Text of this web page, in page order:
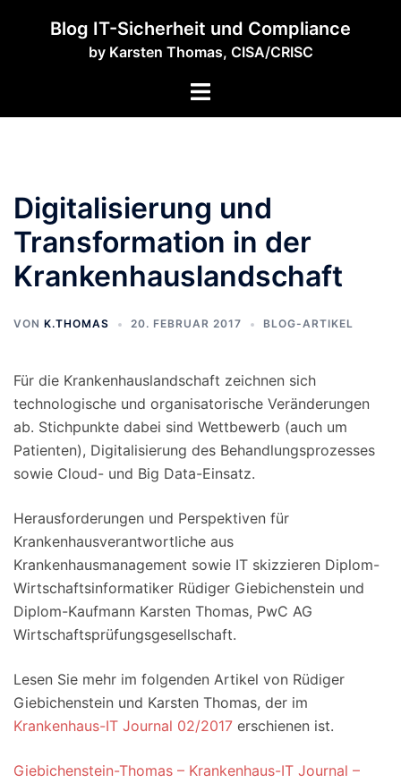
Blog IT-Sicherheit und Compliance
by Karsten Thomas, CISA/CRISC
Menü
Digitalisierung und
Transformation in der
Krankenhauslandschaft
VON K.THOMAS 20. FEBRUAR 2017 BLOG-ARTIKEL
Für die Krankenhauslandschaft zeichnen sich
technologische und organisatorische Veränderungen
ab. Stichpunkte dabei sind Wettbewerb (auch um
Patienten), Digitalisierung des Behandlungsprozesses
sowie Cloud- und Big Data-Einsatz.
Herausforderungen und Perspektiven für
Krankenhausverantwortliche aus
Krankenhausmanagement sowie IT skizzieren Diplom-
Wirtschaftsinformatiker Rüdiger Giebichenstein und
Diplom-Kaufmann Karsten Thomas, PwC AG
Wirtschaftsprüfungsgesellschaft.
Lesen Sie mehr im folgenden Artikel von Rüdiger
Giebichenstein und Karsten Thomas, der im
Krankenhaus-IT Journal 02/2017 erschienen ist.
Giebichenstein-Thomas – Krankenhaus-IT Journal –